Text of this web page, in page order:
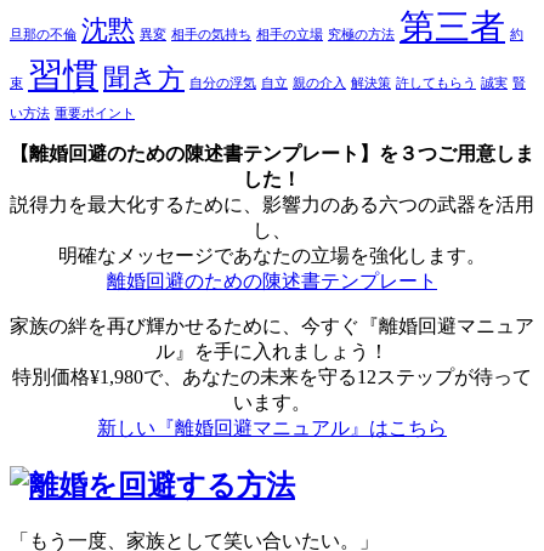
旦那の不倫 沈黙 異変 相手の気持ち 相手の立場 究極の方法 第三者 約
束 習慣 聞き方 自分の浮気 自立 親の介入 解決策 許してもらう 誠実 賢
い方法 重要ポイント
【離婚回避のための陳述書テンプレート】を３つご用意しま
した！
説得力を最大化するために、影響力のある六つの武器を活用
し、
明確なメッセージであなたの立場を強化します。
離婚回避のための陳述書テンプレート
家族の絆を再び輝かせるために、今すぐ『離婚回避マニュア
ル』を手に入れましょう！
特別価格¥1,980で、あなたの未来を守る12ステップが待って
います。
新しい『離婚回避マニュアル』はこちら
「もう一度、家族として笑い合いたい。」